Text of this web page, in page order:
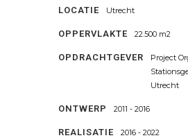
LOCATIE Utrecht
OPPERVLAKTE 22.500 m2
OPDRACHTGEVER
Project
Utrecht
ONTWERP 2011 - 2016
REALISATIE 2016 - 2022